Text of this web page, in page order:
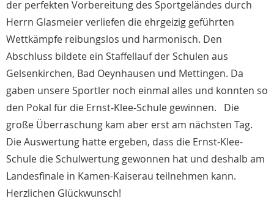
der perfekten Vorbereitung des Sportgeländes durch
Herrn Glasmeier verliefen die ehrgeizig geführten
Wettkämpfe reibungslos und harmonisch. Den
Abschluss bildete ein Staffellauf der Schulen aus
Gelsenkirchen, Bad Oeynhausen und Mettingen. Da
gaben unsere Sportler noch einmal alles und konnten so
den Pokal für die Ernst-Klee-Schule gewinnen. Die
große Überraschung kam aber erst am nächsten Tag.
Die Auswertung hatte ergeben, dass die Ernst-Klee-
Schule die Schulwertung gewonnen hat und deshalb am
Landesfinale in Kamen-Kaiserau teilnehmen kann.
Herzlichen Glückwunsch!